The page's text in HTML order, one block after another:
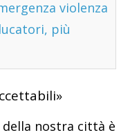
violenza
più
nostra città è